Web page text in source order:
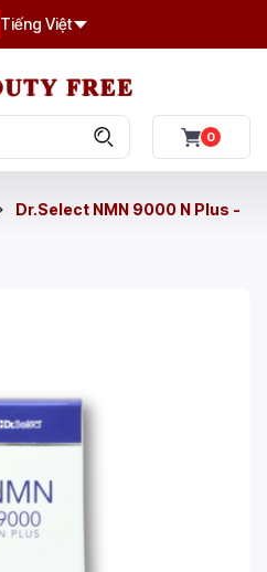
Tiếng Việt
0
Dr.Select NMN 9000 N Plus -